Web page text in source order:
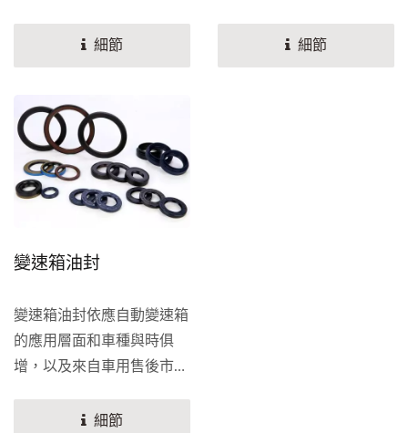
材料有：丁腈橡膠，氟橡
膠，矽橡膠，丙烯酸酯橡
和轉向。力成的動力方向機
油封，可應用在旋轉式和往
留方向機內液體，並使方向
機的運作順暢穩定，此油封
種類分為旋轉式油封與往復
式油封兩大種類，目的在於
有效的防止方向機內的液體
細節
功能是將活塞拉回，從而釋
放制動器。受壓的製動液迫
細節
變速箱油封
變速箱油封依應自動變速箱
的應用層面和車種與時俱
增，以及來自車用售後市場
變速箱有油封和其他密件供
細節